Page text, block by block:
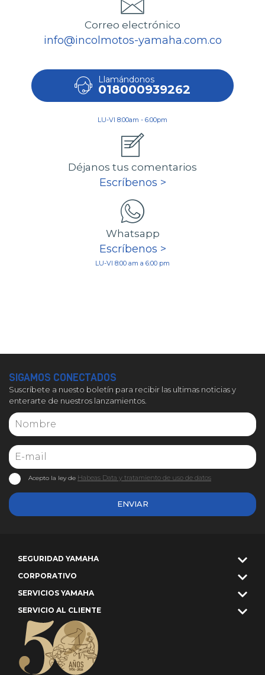
Correo electrónico
info@incolmotos-yamaha.com.co
Llamándonos
018000939262
LU-VI 8:00am - 6:00pm
Déjanos tus comentarios
Escríbenos >
Whatsapp
Escríbenos >
LU-VI 8:00 am a 6:00 pm
SIGAMOS CONECTADOS
Suscríbete a nuesto boletín para recibir las ultimas noticias y
enterarte de nuestros lanzamientos.
ENVIAR
Acepto la ley de Habeas Data y tratamiento de uso de datos
SEGURIDAD YAMAHA
CORPORATIVO
SERVICIOS YAMAHA
SERVICIO AL CLIENTE